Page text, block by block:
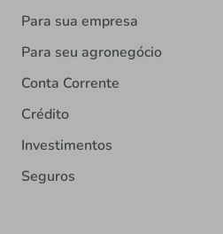
Para sua empresa
Para seu agronegócio
Conta Corrente
Crédito
Investimentos
Seguros